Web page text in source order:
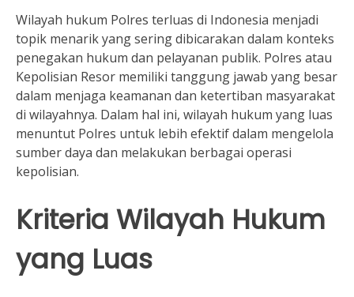
Wilayah hukum Polres terluas di Indonesia menjadi
topik menarik yang sering dibicarakan dalam konteks
penegakan hukum dan pelayanan publik. Polres atau
Kepolisian Resor memiliki tanggung jawab yang besar
dalam menjaga keamanan dan ketertiban masyarakat
di wilayahnya. Dalam hal ini, wilayah hukum yang luas
menuntut Polres untuk lebih efektif dalam mengelola
sumber daya dan melakukan berbagai operasi
kepolisian.
Kriteria Wilayah Hukum
yang Luas